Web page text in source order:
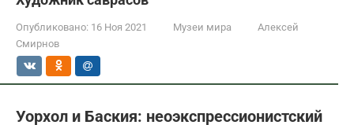
Опубликовано: 16 Ноя 2021 Музеи мира
Алексей
Смирнов
Уорхол и Баския: неоэкспрессионистский